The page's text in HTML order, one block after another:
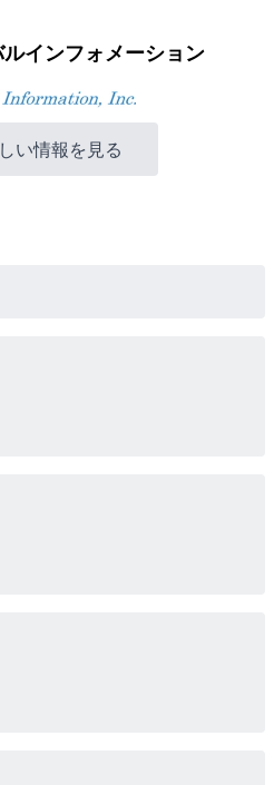
インフォメーション
い情報を見る